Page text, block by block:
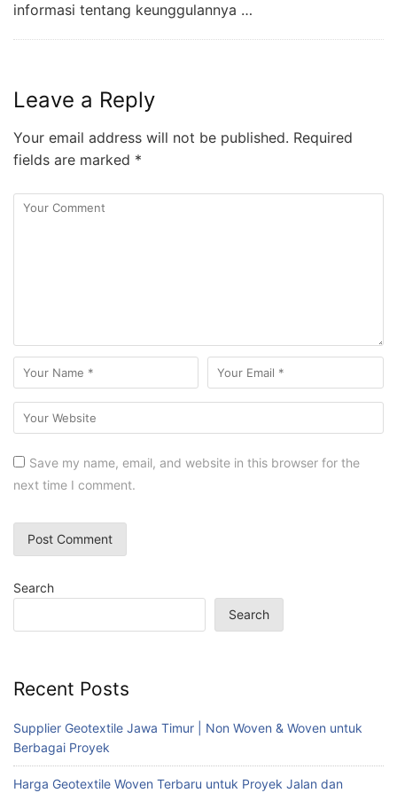
informasi tentang keunggulannya …
Leave a Reply
Your email address will not be published. Required
fields are marked *
Save my name, email, and website in this browser for the
next time I comment.
Search
Search
Recent Posts
Supplier Geotextile Jawa Timur | Non Woven & Woven untuk
Berbagai Proyek
Harga Geotextile Woven Terbaru untuk Proyek Jalan dan